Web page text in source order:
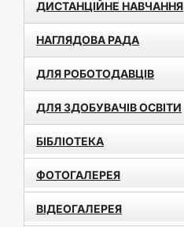
ДИСТАНЦІЙНЕ НАВЧАННЯ
НАГЛЯДОВА РАДА
ДЛЯ РОБОТОДАВЦІВ
ДЛЯ ЗДОБУВАЧІВ ОСВІТИ
БІБЛІОТЕКА
ФОТОГАЛЕРЕЯ
ВІДЕОГАЛЕРЕЯ